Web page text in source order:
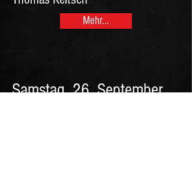
Mehr...
Samstag, 26. September